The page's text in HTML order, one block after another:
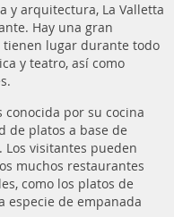
y arquitectura, La Valletta
Hay una gran
tienen lugar durante todo
y teatro, así como
conocida por su cocina
de platos a base de
Los visitantes pueden
muchos restaurantes
como los platos de
especie de empanada